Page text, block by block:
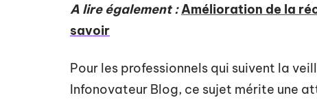
A lire également :Amélioration de la
savoir
Pour les professionnels qui suivent la
Infonovateur Blog, ce sujet mérite une